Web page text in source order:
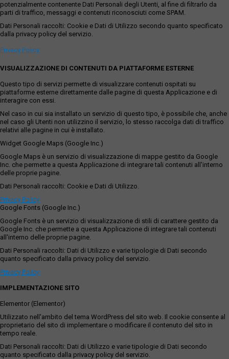
potenzialmente contenente Dati Personali degli Utenti, al fine di filtrarlo da
parti di traffico, messaggi e contenuti riconosciuti come SPAM.
Dati Personali raccolti: Cookie e Dati di Utilizzo secondo quanto specificato
dalla privacy policy del servizio.
Privacy Policy
VISUALIZZAZIONE DI CONTENUTI DA PIATTAFORME ESTERNE
Questo tipo di servizi permette di visualizzare contenuti ospitati su
piattaforme esterne direttamente dalle pagine di questa Applicazione e di
interagire con essi.
Nel caso in cui sia installato un servizio di questo tipo, è possibile che, anche
nel caso gli Utenti non utilizzino il servizio, lo stesso raccolga dati di traffico
relativi alle pagine in cui è installato.
Widget Google Maps (Google Inc.)
Google Maps è un servizio di visualizzazione di mappe gestito da Google
Inc. che permette a questa Applicazione di integrare tali contenuti all'interno
delle proprie pagine.
Dati Personali raccolti: Cookie e Dati di Utilizzo.
Privacy Policy
Google Fonts (Google Inc.)
Google Fonts è un servizio di visualizzazione di stili di carattere gestito da
Google Inc. che permette a questa Applicazione di integrare tali contenuti
all'interno delle proprie pagine.
Dati Personali raccolti: Dati di Utilizzo e varie tipologie di Dati secondo
quanto specificato dalla privacy policy del servizio.
Privacy Policy
IMPLEMENTAZIONE SITO
Elementor (Elementor)
Utilizzato nell'ambito del tema WordPress del sito web. Il cookie consente al
proprietario del sito di implementare o modificare il contenuto del sito in
tempo reale.
Dati Personali raccolti: Dati di Utilizzo e varie tipologie di Dati secondo
quanto specificato dalla privacy policy del servizio.